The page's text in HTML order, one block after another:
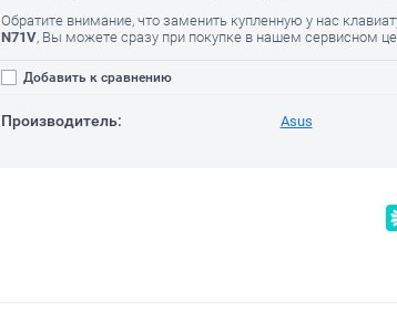
Обратите внимание, что заменить купленную у нас
N71V, Вы можете сразу при покупке в нашем сервисном
Добавить к сравнению
Производитель: Asus